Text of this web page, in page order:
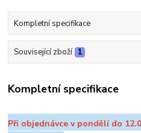
Kompletní specifikace
Související zboží 1
Kompletní specifikace
Při objednávce v pondělí do